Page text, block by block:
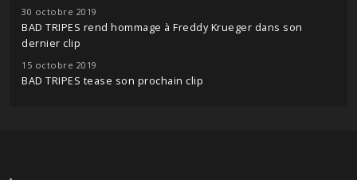
30 octobre 2019
BAD TRIPES rend hommage à Freddy Krueger dans son
dernier clip
15 octobre 2019
BAD TRIPES tease son prochain clip